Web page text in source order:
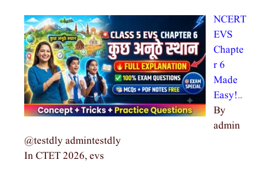
NCERT
EVS
Chapte
r 6
Made
Easy!…
By
admin
@testdly admintestdly
In CTET 2026, evs